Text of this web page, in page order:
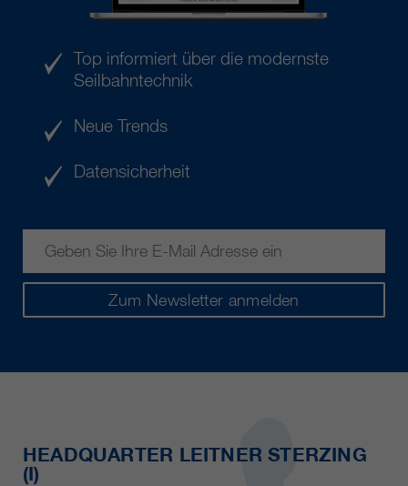
Zum Newsletter anmelden
Top informiert über die modernste
Seilbahntechnik
Neue Trends
Datensicherheit
HEADQUARTER LEITNER STERZING
(I)